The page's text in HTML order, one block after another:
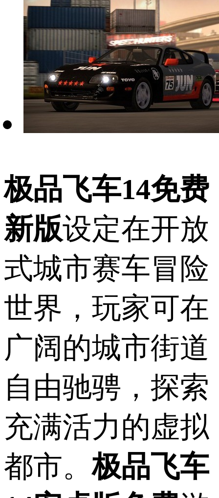
极品飞车14免费
新版设定在开放
式城市赛车冒险
世界，玩家可在
广阔的城市街道
自由驰骋，探索
充满活力的虚拟
都市。极品飞车